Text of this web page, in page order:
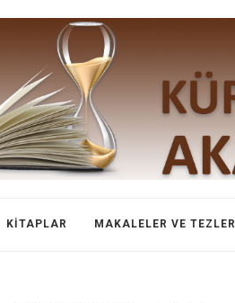
KITAPLAR MAKALELER VE TEZLER